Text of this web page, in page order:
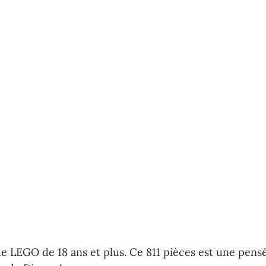
LEGO de 18 ans et plus. Ce 811 pièces est une